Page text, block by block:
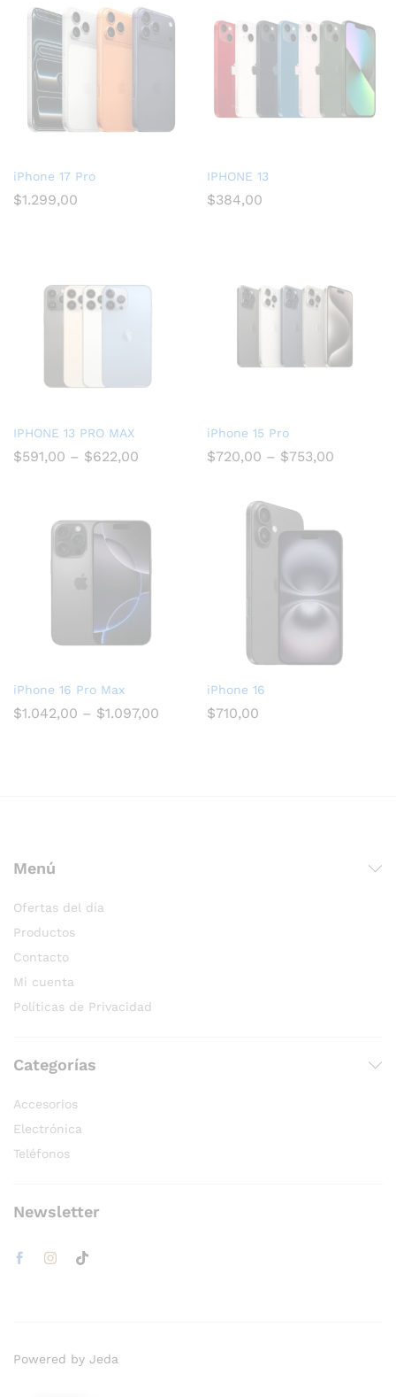
iPhone 17 Pro
$1.299,00
IPHONE 13
$384,00
IPHONE 13 PRO MAX
$591,00 – $622,00
iPhone 15 Pro
$720,00 – $753,00
iPhone 16 Pro Max
$1.042,00 – $1.097,00
iPhone 16
$710,00
Menú
Ofertas del día
Productos
Contacto
Mi cuenta
Políticas de Privacidad
Categorías
Accesorios
Electrónica
Teléfonos
Newsletter
Powered by Jeda